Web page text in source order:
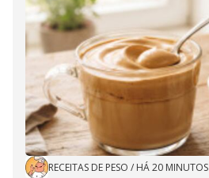
RECEITAS DE PESO / HÁ 20 MINUTOS